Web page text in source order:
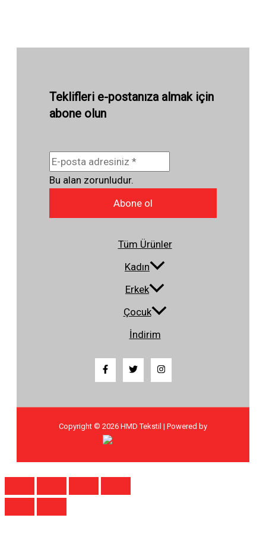
Teklifleri e-postanıza almak için
abone olun
Bu alan zorunludur.
Abone ol
Tüm Ürünler
Kadın
Erkek
Çocuk
İndirim
Copyright © 2026 HMD Tekstil | Powered by